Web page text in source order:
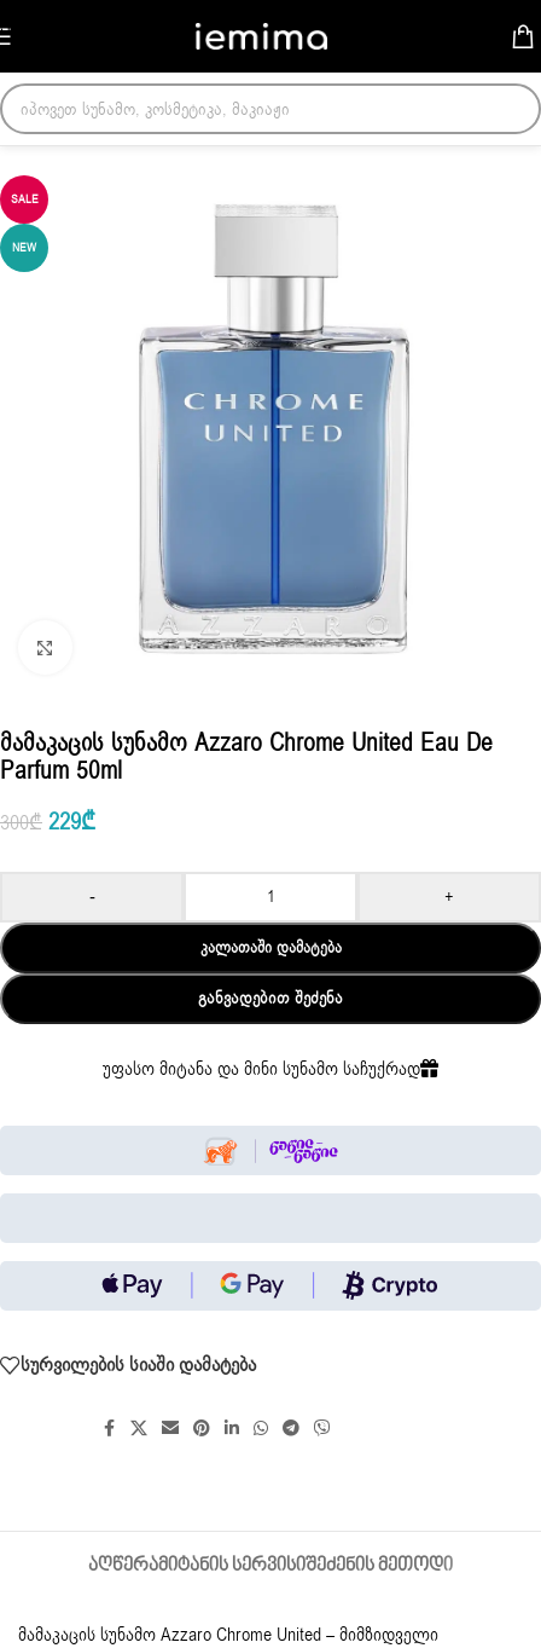
Skip to navigation
მთავარი/მამაკაცის სუნამოები
SALE
NEW
Click to enlarge
Მამაკაცის Სუნამო Azzaro Chrome United Eau De
Parfum 50ml
300₾ 229₾
- +
ᲙᲐᲚᲐᲗᲐᲨᲘ ᲓᲐᲛᲐᲢᲔᲑᲐ
ᲒᲐᲜᲕᲐᲓᲔᲑᲘᲗ ᲨᲔᲫᲔᲜᲐ
უფასო მიტანა და მინი სუნამო საჩუქრად
სურვილების სიაში დამატება
ᲐᲦᲬᲔᲠᲐᲛᲘᲢᲐᲜᲘᲡ ᲡᲔᲠᲕᲘᲡᲘᲨᲔᲫᲔᲜᲘᲡ ᲛᲔᲗᲝᲓᲘ
მამაკაცის სუნამო Azzaro Chrome United – მიმზიდველი